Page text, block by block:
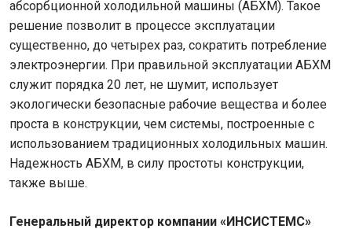
абсорбционной холодильной машины (АБХМ). Такое
решение позволит в процессе эксплуатации
существенно, до четырех раз, сократить потребление
электроэнергии. При правильной эксплуатации АБХМ
служит порядка 20 лет, не шумит, использует
экологически безопасные рабочие вещества и более
проста в конструкции, чем системы, построенные с
использованием традиционных холодильных машин.
Надежность АБХМ, в силу простоты конструкции,
также выше.
Генеральный директор компании «ИНСИСТЕМС»